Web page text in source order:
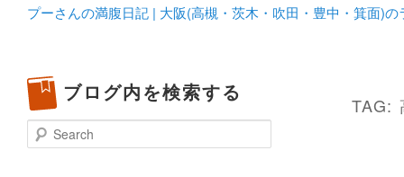
プーさんの満腹日記 | 大阪(高槻・茨木・吹田・豊中・箕面)
TAG:
ブログ内を検索する
Search